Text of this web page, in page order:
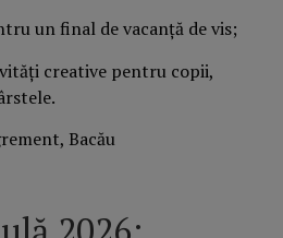
un final de vacanță de vis;
creative pentru copii,